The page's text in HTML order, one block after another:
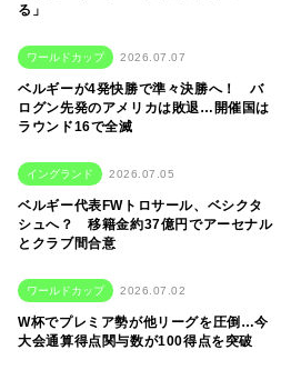
る」
ワールドカップ 2026.07.07
ベルギーが4発快勝で準々決勝へ！ バ
ログン先発のアメリカは敗退…開催国は
ラウンド16で全滅
イングランド 2026.07.05
ベルギー代表FWトロサール、ベシクタ
シュへ？ 移籍金約37億円でアーセナル
とクラブ間合意
ワールドカップ 2026.07.02
W杯でプレミア勢が他リーグを圧倒…今
大会通算得点関与数が100得点を突破